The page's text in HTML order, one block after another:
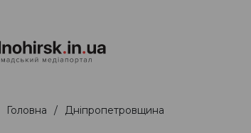
Головна Дніпропетровщина